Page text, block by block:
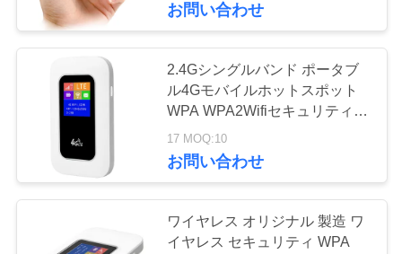
工
SiMの二重移動式ル
ーター
37
お問い合わせ
2.4Gシングルバンド ポータブ
ル4Gモバイルホットスポット
WPA WPA2Wifiセキュリティと
ワイヤレス通信のためのLTEア
ップロード速度150Mbpsを提供
17 MOQ:10
お問い合わせ
ワイヤレス オリジナル 製造 ワ
イヤレス セキュリティ WPA